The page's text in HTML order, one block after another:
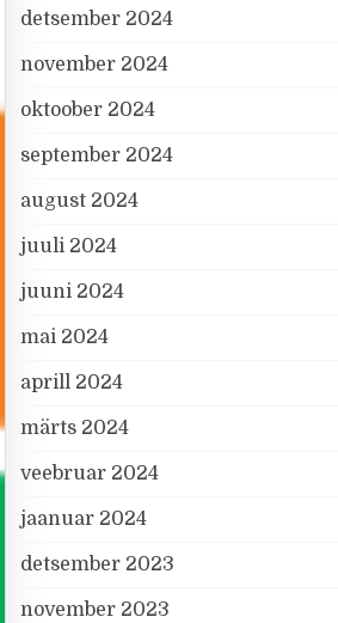
detsember 2024
november 2024
oktoober 2024
september 2024
august 2024
juuli 2024
juuni 2024
mai 2024
aprill 2024
märts 2024
veebruar 2024
jaanuar 2024
detsember 2023
november 2023